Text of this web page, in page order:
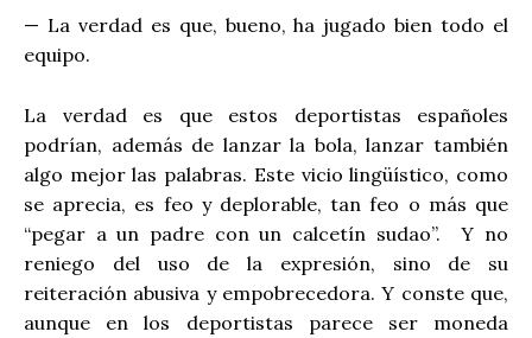
— La verdad es que, bueno, ha jugado bien todo el
equipo.
La verdad es que estos deportistas españoles
podrían, además de lanzar la bola, lanzar también
algo mejor las palabras. Este vicio lingüístico, como
se aprecia, es feo y deplorable, tan feo o más que
“pegar a un padre con un calcetín sudao”. Y no
reniego del uso de la expresión, sino de su
reiteración abusiva y empobrecedora. Y conste que,
aunque en los deportistas parece ser moneda